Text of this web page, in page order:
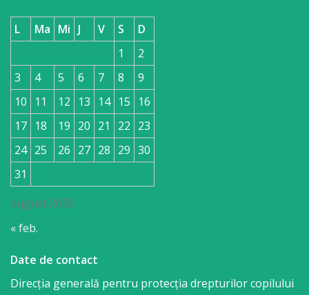
august 2026
L Ma Mi J V S
D
1
2
3
4 5 6 7 8
9
10
11 12 13 14 15
16
17 18 19 20 21 22 23
24 25 26 27 28 29 30
31
« feb.
Date de contact
Direcția generală pentru protecția drepturilor copilului